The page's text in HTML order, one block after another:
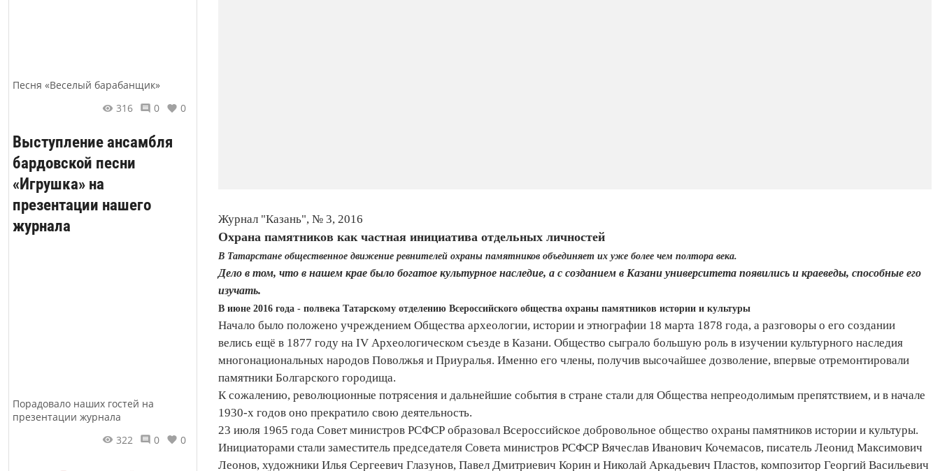
Песня «Веселый барабанщик»
316
0 0
Выступление ансамбля
бардовской песни
«Игрушка» на
презентации нашего
журнала
Порадовало наших гостей на
презентации журнала
322
0 0
Журнал "Казань", № 3, 2016
Охрана памятников как частная инициатива отдельных личностей
В Татарстане общественное движение ревнителей охраны памятников объединяет их уже более чем полтора века.
Дело в том, что в нашем крае было богатое культурное наследие, а с созданием в Казани университета появились и краеведы, способные его
изучать.
В июне 2016 года - полвека Татарскому отделению Всероссийского общества охраны памятников истории и культуры
Начало было положено учреждением Общества археологии, истории и этнографии 18 марта 1878 года, а разговоры о его создании
велись ещё в 1877 году на IV Археологическом съезде в Казани. Общество сыграло большую роль в изучении культурного наследия
многонациональных народов Поволжья и Приуралья. Именно его члены, получив высочайшее дозволение, впервые отремонтировали
памятники Болгарского городища.
К сожалению, революционные потрясения и дальнейшие события в стране стали для Общества непреодолимым препятствием, и в начале
1930-х годов оно прекратило свою деятельность.
23 июля 1965 года Совет министров РСФСР образовал Всероссийское добровольное общество охраны памятников истории и культуры.
Инициаторами стали заместитель председателя Совета министров РСФСР Вячеслав Иванович Кочемасов, писатель Леонид Максимович
Леонов, художники Илья Сергеевич Глазунов, Павел Дмитриевич Корин и Николай Аркадьевич Пластов, композитор Георгий Васильевич